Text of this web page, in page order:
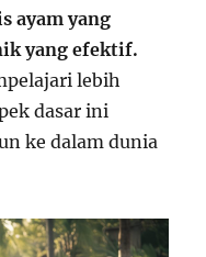
ayam yang
yang efektif.
lebih
dasar ini
ke dalam dunia